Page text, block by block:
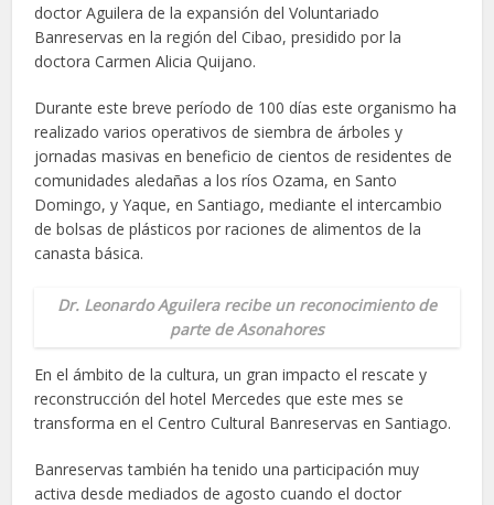
doctor Aguilera de la expansión del Voluntariado
Banreservas en la región del Cibao, presidido por la
doctora Carmen Alicia Quijano.
Durante este breve período de 100 días este organismo ha
realizado varios operativos de siembra de árboles y
jornadas masivas en beneficio de cientos de residentes de
comunidades aledañas a los ríos Ozama, en Santo
Domingo, y Yaque, en Santiago, mediante el intercambio
de bolsas de plásticos por raciones de alimentos de la
canasta básica.
Dr. Leonardo Aguilera recibe un reconocimiento de
parte de Asonahores
En el ámbito de la cultura, un gran impacto el rescate y
reconstrucción del hotel Mercedes que este mes se
transforma en el Centro Cultural Banreservas en Santiago.
Banreservas también ha tenido una participación muy
activa desde mediados de agosto cuando el doctor